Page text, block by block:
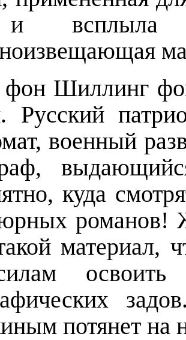
всплыла
фон Шиллинг
Русский
военный
куда
романов!
материал,
освоить
потянет на